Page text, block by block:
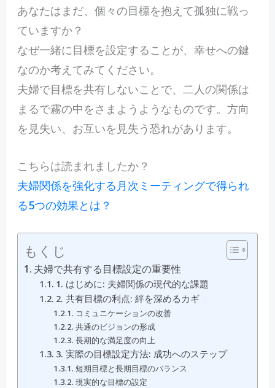
あなたはまだ、個々の目標を抱えて孤独に戦っ
ていますか？
なぜ一緒に目標を設定することが、幸せへの鍵
なのか考えてみてください。
夫婦で目標を共有しないことで、二人の関係は
まるで霧の中をさまようようなものです。方向
を見失い、お互いを見失う恐れがあります。
こちらは読まれましたか？
夫婦関係を強化する月次ミーティングで得られ
る5つの効果とは？
もくじ
夫婦で共有する目標設定の重要性
1. はじめに: 夫婦関係の現代的な課題
2. 共有目標の利点: 絆を深めるカギ
コミュニケーションの改善
共通のビジョンの形成
長期的な満足度の向上
3. 実際の目標設定方法: 成功へのステップ
短期目標と長期目標のバランス
現実的な目標の設定